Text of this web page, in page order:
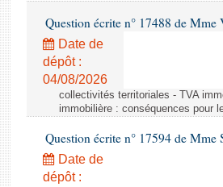
Question écrite n° 17488 de
Date de
dépôt :
04/08/2026
collectivités territoriales - TVA
immobilière : conséquences pour
Question écrite n° 17594 de Mme
Date de
dépôt :